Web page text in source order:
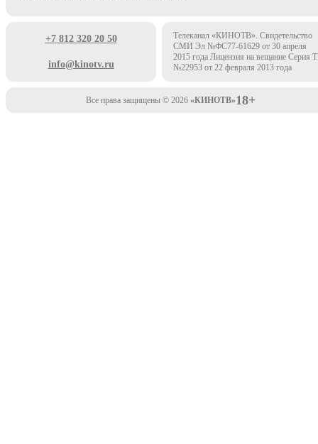
+7 812 320 20 50
info@kinotv.ru
Телеканал «КИНОТВ». Свидетельство
СМИ Эл №ФС77-61629 от 30 апреля
2015 года Лицензия на вещание Серия
№22953 от 22 февраля 2013 года
Все права защищены © 2026 «КИНОТВ»18+